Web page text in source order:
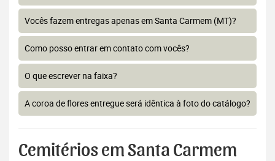
Vocês fazem entregas apenas em Santa Carmem (MT)?
Como posso entrar em contato com vocês?
O que escrever na faixa?
A coroa de flores entregue será idêntica à foto do catálogo?
Cemitérios em Santa Carmem